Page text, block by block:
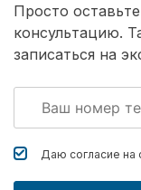
Просто
консультацию.
записаться на
Даю согласие на